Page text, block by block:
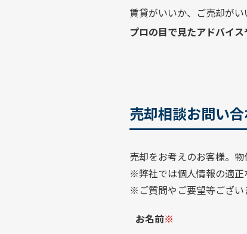
賃貸がいいか、ご売却がい
プロの目で見たアドバイ
売却相談お問い
売却をお考えのお客様。
※弊社では個人情報の適正
※ご質問やご要望等ござい
お名前※